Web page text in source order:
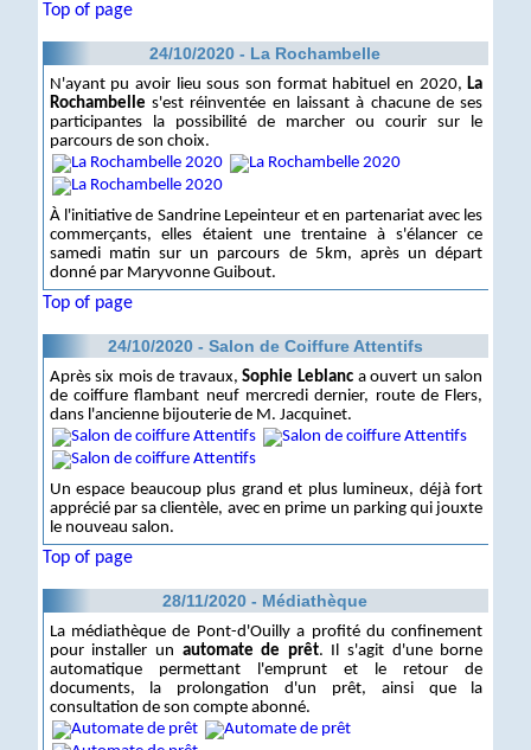
Top of page
24/10/2020 - La Rochambelle
N'ayant pu avoir lieu sous son format habituel en 2020, La
Rochambelle s'est réinventée en laissant à chacune de ses
participantes la possibilité de marcher ou courir sur le
parcours de son choix.
À l'initiative de Sandrine Lepeinteur et en partenariat avec les
commerçants, elles étaient une trentaine à s'élancer ce
samedi matin sur un parcours de 5km, après un départ
donné par Maryvonne Guibout.
Top of page
24/10/2020 - Salon de Coiffure Attentifs
Après six mois de travaux,Sophie Leblanc a ouvert un salon
de coiffure flambant neuf mercredi dernier, route de Flers,
dans l'ancienne bijouterie de M. Jacquinet.
Un espace beaucoup plus grand et plus lumineux, déjà fort
apprécié par sa clientèle, avec en prime un parking qui jouxte
le nouveau salon.
Top of page
28/11/2020 - Médiathèque
La médiathèque de Pont-d'Ouilly a profité du confinement
pour installer un automate de prêt. Il s'agit d'une borne
automatique permettant l'emprunt et le retour de
documents, la prolongation d'un prêt, ainsi que la
consultation de son compte abonné.